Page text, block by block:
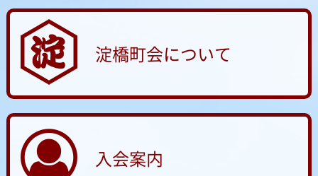
淀橋町会について
入会案内